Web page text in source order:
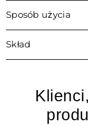
Sposób użycia
Skład